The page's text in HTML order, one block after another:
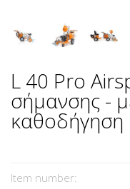
L 40 Pro
σήμανσης -
καθοδήγηση
Item number: